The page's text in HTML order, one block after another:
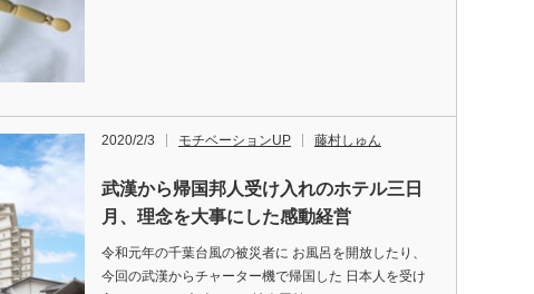
2020/2/3 モチベーションUP 藤村しゅん
武漢から帰国邦人受け入れのホテル三日
月、理念を大事にした感動経営
令和元年の千葉台風の被災者に お風呂を開放したり、
今回の武漢からチャーター機で帰国した 日本人を受け